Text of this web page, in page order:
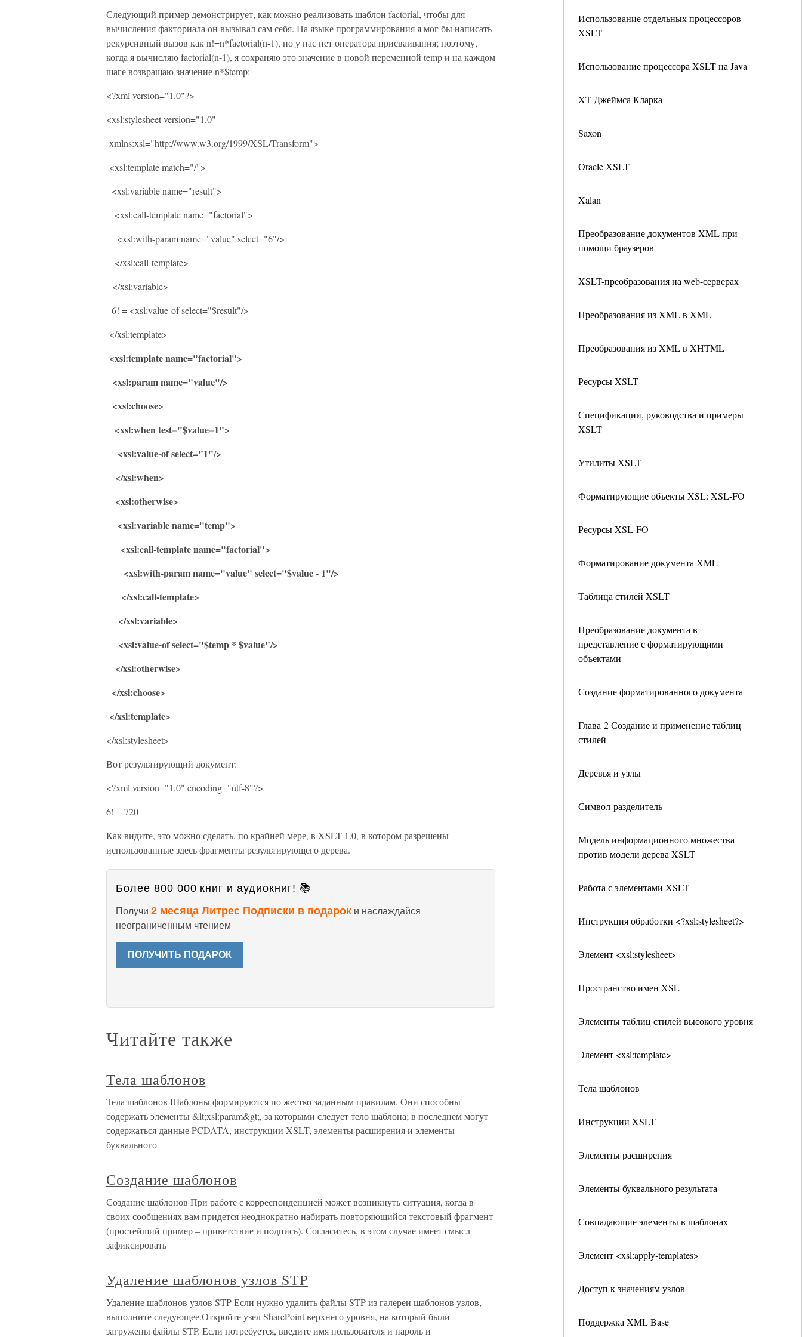
Использование отдельных процессоров
XSLT
Использование процессора XSLT на Java
XT Джеймса Кларка
Saxon
Oracle XSLT
Xalan
Преобразование документов XML при
помощи браузеров
XSLT-преобразования на web-серверах
Преобразования из XML в XML
Преобразования из XML в XHTML
Ресурсы XSLT
Спецификации, руководства и примеры
XSLT
Утилиты XSLT
Форматирующие объекты XSL: XSL-FO
Ресурсы XSL-FO
Форматирование документа XML
Таблица стилей XSLT
Преобразование документа в
представление с форматирующими
объектами
Создание форматированного документа
Глава 2 Создание и применение таблиц
стилей
Деревья и узлы
Символ-разделитель
Модель информационного множества
против модели дерева XSLT
Работа с элементами XSLT
Инструкция обработки <?xsl:stylesheet?>
Элемент <xsl:stylesheet>
Пространство имен XSL
Элементы таблиц стилей высокого уровня
Элемент <xsl:template>
Тела шаблонов
Инструкции XSLT
Элементы расширения
Элементы буквального результата
Совпадающие элементы в шаблонах
Элемент <xsl:apply-templates>
Доступ к значениям узлов
Поддержка XML Base
Следующий пример демонстрирует, как можно реализовать шаблон factorial, чтобы для
вычисления факториала он вызывал сам себя. На языке программирования я мог бы написать
рекурсивный вызов как n!=n*factorial(n-1), но у нас нет оператора присваивания; поэтому,
когда я вычисляю factorial(n-1), я сохраняю это значение в новой переменной temp и на каждом
шаге возвращаю значение n*$temp:
<?xml version="1.0"?>
<xsl:stylesheet version="1.0"
xmlns:xsl="http://www.w3.org/1999/XSL/Transform">
<xsl:template match="/">
<xsl:variable name="result">
<xsl:call-template name="factorial">
<xsl:with-param name="value" select="6"/>
</xsl:call-template>
</xsl:variable>
6! = <xsl:value-of select="$result"/>
</xsl:template>
<xsl:template name="factorial">
<xsl:param name="value"/>
<xsl:choose>
<xsl:when test="$value=1">
<xsl:value-of select="1"/>
</xsl:when>
<xsl:otherwise>
<xsl:variable name="temp">
<xsl:call-template name="factorial">
<xsl:with-param name="value" select="$value - 1"/>
</xsl:call-template>
</xsl:variable>
<xsl:value-of select="$temp * $value"/>
</xsl:otherwise>
</xsl:choose>
</xsl:template>
</xsl:stylesheet>
Вот результирующий документ:
<?xml version="1.0" encoding="utf-8"?>
6! = 720
Как видите, это можно сделать, по крайней мере, в XSLT 1.0, в котором разрешены
использованные здесь фрагменты результирующего дерева.
Более 800 000 книг и аудиокниг! 📚
Получи 2 месяца Литрес Подписки в подарок и наслаждайся
неограниченным чтением
ПОЛУЧИТЬ ПОДАРОК
Читайте также
Тела шаблонов
Тела шаблонов Шаблоны формируются по жестко заданным правилам. Они способны
содержать элементы &lt;xsl:param&gt;, за которыми следует тело шаблона; в последнем могут
содержаться данные PCDATA, инструкции XSLT, элементы расширения и элементы
буквального
Создание шаблонов
Создание шаблонов При работе с корреспонденцией может возникнуть ситуация, когда в
своих сообщениях вам придется неоднократно набирать повторяющийся текстовый фрагмент
(простейший пример – приветствие и подпись). Согласитесь, в этом случае имеет смысл
зафиксировать
Удаление шаблонов узлов STP
Удаление шаблонов узлов STP Если нужно удалить файлы STP из галереи шаблонов узлов,
выполните следующее.Откройте узел SharePoint верхнего уровня, на который были
загружены файлы STP. Если потребуется, введите имя пользователя и пароль и